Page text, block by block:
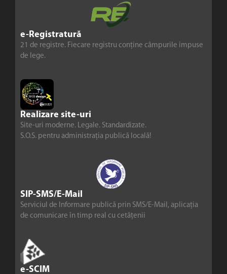
e-Registratură
21 de registre. Fiecare registru conține câmpurile impuse
de lege.
Realizare site-uri
Site-uri moderne. Legale. Standardizate.
S.O.S. pentru administrația publică locală!
SIP-SMS/E-Mail
Serviciul de Informare publică prin SMS/E-Mail, aplicația
de comunicare în timp real cu cetățenii
e-SCIM